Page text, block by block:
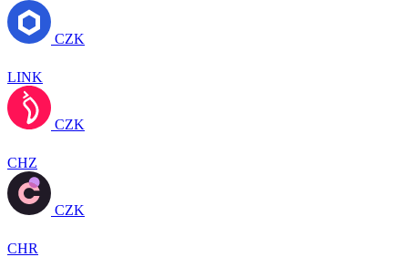
CZK
LINK
CZK
CHZ
CZK
CHR